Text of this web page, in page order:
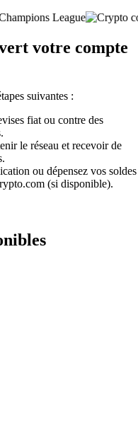
votre compte
suivantes :
fiat ou contre des
le réseau et recevoir de
ou dépensez vos soldes
(si disponible).